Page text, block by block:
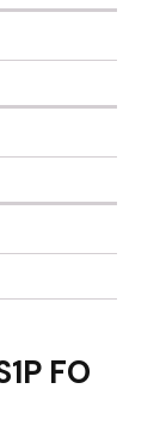
FO